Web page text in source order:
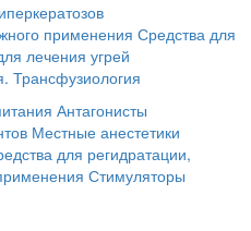
применения Средства для
лечения угрей
Трансфузиология
Антагонисты
Местные анестетики
для регидратации,
Стимуляторы